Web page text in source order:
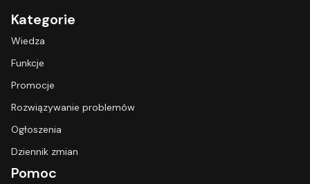
Kategorie
Wiedza
Funkcje
Promocje
Rozwiązywanie problemów
Ogłoszenia
Dziennik zmian
Pomoc